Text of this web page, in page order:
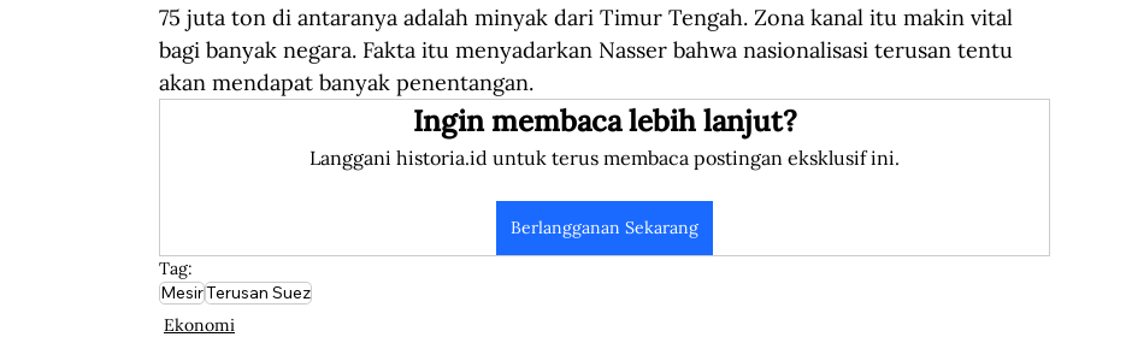
75 juta ton di antaranya adalah minyak dari Timur Tengah. Zona kanal itu makin vital
bagi banyak negara. Fakta itu menyadarkan Nasser bahwa nasionalisasi terusan tentu
akan mendapat banyak penentangan.
Ingin membaca lebih lanjut?
Langgani historia.id untuk terus membaca postingan eksklusif ini.
Berlangganan Sekarang
Tag:
MesirTerusan Suez
Ekonomi